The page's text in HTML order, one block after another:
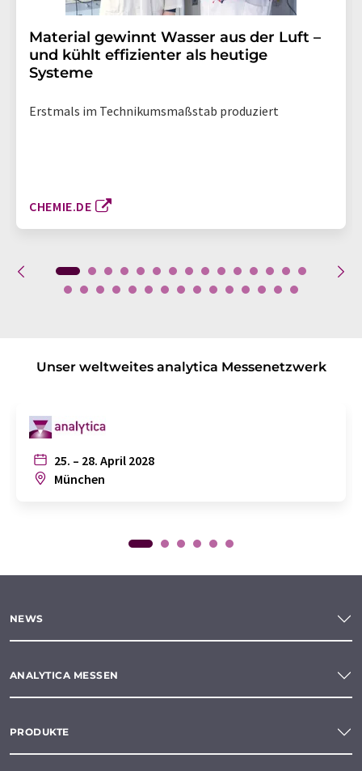
Material gewinnt Wasser aus der Luft –
und kühlt effizienter als heutige
Systeme
Erstmals im Technikumsmaßstab produziert
CHEMIE.DE
Unser weltweites analytica Messenetzwerk
25. – 28. April 2028
München
NEWS
ANALYTICA MESSEN
PRODUKTE